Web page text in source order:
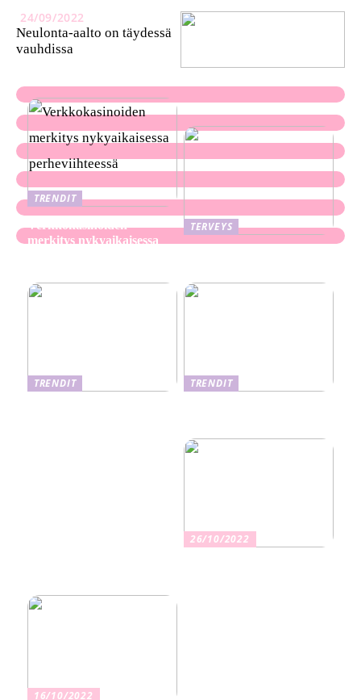
24/09/2022
Neulonta-aalto on täydessä
vauhdissa
TRENDIT
Verkkokasinoiden
merkitys nykyaikaisessa
TERVEYS
TRENDIT
TRENDIT
26/10/2022
16/10/2022